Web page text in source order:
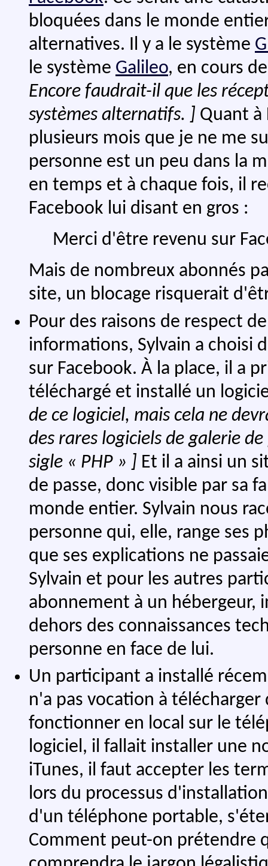
bloquées dans le monde
alternatives. Il y a le système
le système Galileo, en cours
Encore faudrait-il que les
systèmes alternatifs. ] Quant à
plusieurs mois que je ne me
personne est un peu dans la
en temps et à chaque fois, il
Facebook lui disant en gros :
Merci d'être revenu sur
Mais de nombreux abonnés
site, un blocage risquerait
Pour des raisons de respect
informations, Sylvain a choisi
sur Facebook. À la place, il a
téléchargé et installé un
de ce logiciel, mais cela ne
des rares logiciels de galerie
sigle « PHP » ] Et il a ainsi un
de passe, donc visible par sa
monde entier. Sylvain nous
personne qui, elle, range ses
que ses explications ne
Sylvain et pour les autres
abonnement à un hébergeur,
dehors des connaissances
personne en face de lui.
Un participant a installé
n'a pas vocation à
fonctionner en local sur le
logiciel, il fallait installer une
iTunes, il faut accepter les
lors du processus
d'un téléphone portable,
Comment peut-on prétendre